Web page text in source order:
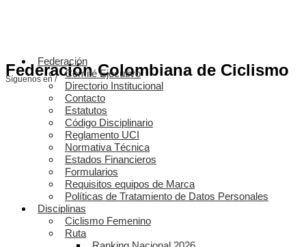
Federación Colombiana de Ciclismo
Síguenos en /
Federación
Comité Ejecutivo
Directorio Institucional
Contacto
Estatutos
Código Disciplinario
Reglamento UCI
Normativa Técnica
Estados Financieros
Formularios
Requisitos equipos de Marca
Políticas de Tratamiento de Datos Personales
Disciplinas
Ciclismo Femenino
Ruta